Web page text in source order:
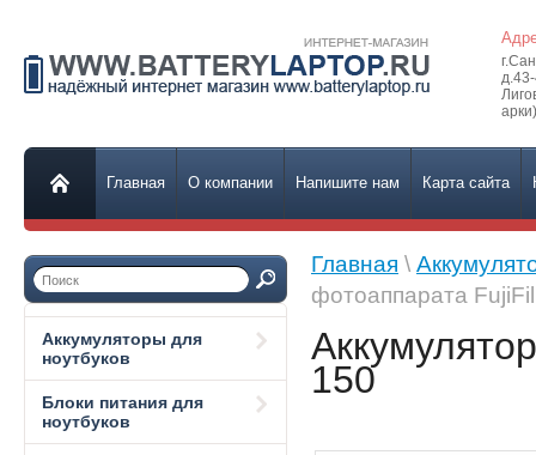
Главная О компании Напишите нам Карта сайта
Аккумуляторы для
ноутбуков
Блоки питания для
ноутбуков
Главная \
фотоаппарата
150